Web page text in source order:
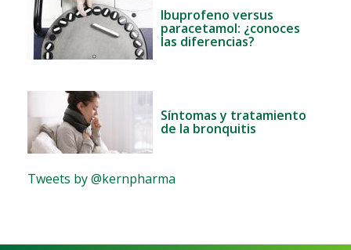
Ibuprofeno versus
paracetamol: ¿conoces
las diferencias?
Síntomas y tratamiento
de la bronquitis
Tweets by @kernpharma